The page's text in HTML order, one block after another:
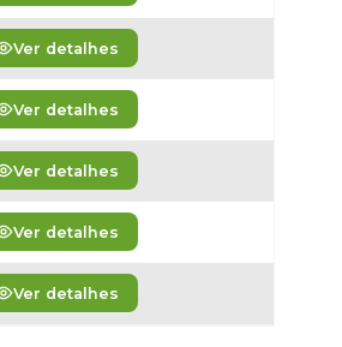
Ver detalhes
Ver detalhes
Ver detalhes
Ver detalhes
Ver detalhes